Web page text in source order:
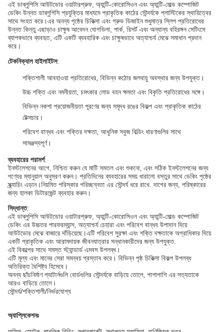
এই ডাব্লুপিসি আউটডোর ওয়াটারপ্রুফ, অ্যান্টি-কোরোসিওন এবং অ্যান্টি-মোল্ড কম্পোজিট
ডেকিং উন্নত ডাব্লুপিসি প্রযুক্তির মাধ্যমে প্রাকৃতিক কাঠের সৌন্দর্যকে প্লাস্টিকের স্থায়িত্বের
সাথে সংহত করে।এর অনন্য পৃষ্ঠের চিকিত্সা এবং গ্রুভ ডিজাইন শুধুমাত্র স্লিপ প্রতিরোধের
উন্নত কিন্তু এছাড়াও চাক্ষুষ আবেদন যোগভিলা, পার্ক, রিসর্ট এবং অন্যান্য বহিরঙ্গন সেটিংসে
ব্যাপকভাবে ব্যবহৃত, এটি একটি ব্যবহারিক এবং চাক্ষুষভাবে অত্যাশ্চর্য মেঝে সমাধান প্রদান
করে।
টেকনিক্যাল হাইলাইটস:
শক্তিশালী আবহাওয়া প্রতিরোধের, বিভিন্ন কঠোর জলবায়ু অবস্থার জন্য উপযুক্ত।
উচ্চ শক্তি এবং নমনীয়তা, চমৎকার লোড বহন ক্ষমতা এবং বিকৃতি প্রতিরোধের সঙ্গে।
বিভিন্ন নকশা প্রয়োজনীয়তা পূরণের জন্য সমৃদ্ধ রঙের বিকল্প এবং প্রাকৃতিক কাঠের
টেক্সচার।
পরিবেশ বান্ধব এবং শক্তির দক্ষতা, আধুনিক সবুজ বিল্ডিং ধারণাগুলির সাথে
সামঞ্জস্যপূর্ণ।
ব্যবহারের পরামর্শ:
ইনস্টলেশনের আগে, নিশ্চিত করুন যে মাটি সমতল এবং শুকনো, এবং সঠিক ইনস্টলেশনের জন্য
পণ্যের ম্যানুয়াল অনুসরণ করুন। প্রতিদিনের ব্যবহারের সময় ধারালো বস্তুর সাথে ডেকিং পৃষ্ঠের
স্ক্র্যাচিং এড়ান।নিয়মিত পরিস্কার পরিচ্ছন্নতা এর সৌন্দর্য ধরে রাখে. দাগের জন্য, পরিষ্কারের
জন্য হালকা ডিটারজেন্ট ব্যবহার করুন।
সিদ্ধান্ত:
এই ডাব্লুপিসি আউটডোর ওয়াটারপ্রুফ, অ্যান্টি-কোরোসিওন এবং অ্যান্টি-মোল্ড কম্পোজিট
ডেকিং এর উচ্চতর পারফরম্যান্স, অত্যাশ্চর্য চেহারা এবং পরিবেশ বান্ধব উপাদান দিয়ে
আউটডোর মেঝে বাজারে দাঁড়িয়েছে।এটি পরিবেশ সুরক্ষা এবং শক্তি দক্ষতাকে অগ্রাধিকার দিয়ে
একটি প্রাকৃতিক এবং আরামদায়ক জীবনযাত্রার সন্ধানকারীদের জন্য উপযুক্ত.
এই বিকল্পের সাথে সমস্ত স্ট্যান্ডার্ড এমবস উপলব্ধ।
এটি মূল্য এবং মানের সেরা সমন্বয় প্রস্তাব করে। বিভিন্ন পৃষ্ঠ চিকিত্সা বিকল্প উপলব্ধ
অতিরিক্ত বৈশিষ্ট্য হিসেবে।
অনন্য ছাঁচনির্মাণ প্যাটার্নগুলি বোর্ডগুলির সৌন্দর্যকে বাড়িয়ে তোলে, পাশাপাশি এর সত্যতাকে
আরও বাড়িয়ে তোলে।
সৌন্দর্য/শক্তিশালী/নির্ভরযোগ্য
অ্যাপ্লিকেশনঃ